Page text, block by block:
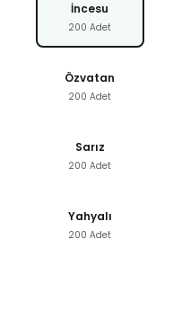
İncesu
200 Adet
Özvatan
200 Adet
Sarız
200 Adet
Yahyalı
200 Adet